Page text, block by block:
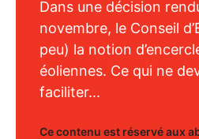
Dans une décision
novembre, le Conseil
peu) la notion
éoliennes. Ce qui ne
faciliter...
Ce contenu est réservé aux